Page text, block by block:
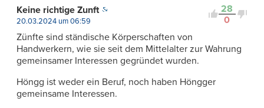
28
0
Keine richtige Zunft
20.03.2024 um 06:59
Zünfte sind ständische Körperschaften von
Handwerkern, wie sie seit dem Mittelalter zur Wahrung
gemeinsamer Interessen gegründet wurden.
Höngg ist weder ein Beruf, noch haben Höngger
gemeinsame Interessen.